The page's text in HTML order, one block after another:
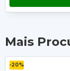
Mais
-20%